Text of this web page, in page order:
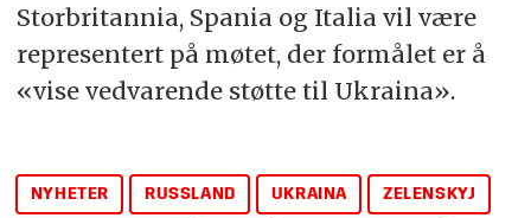
Storbritannia, Spania og Italia vil være
representert på møtet, der formålet er å
«vise vedvarende støtte til Ukraina».
NYHETER RUSSLAND UKRAINA ZELENSKYJ